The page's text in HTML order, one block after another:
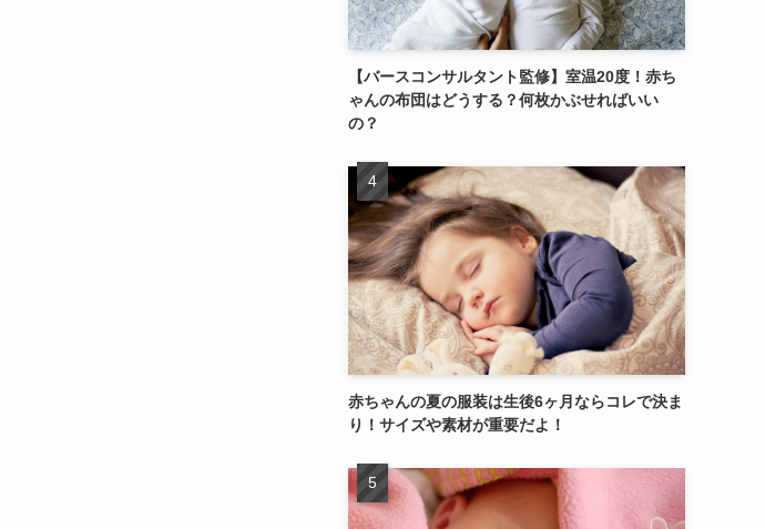
【バースコンサルタント監修】室温20度！赤ち
ゃんの布団はどうする？何枚かぶせればいい
の？
赤ちゃんの夏の服装は生後6ヶ月ならコレで決ま
り！サイズや素材が重要だよ！